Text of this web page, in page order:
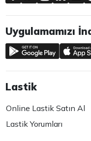
Uygulamamızı
Lastik
Online Lastik Satın Al
Lastik Yorumları